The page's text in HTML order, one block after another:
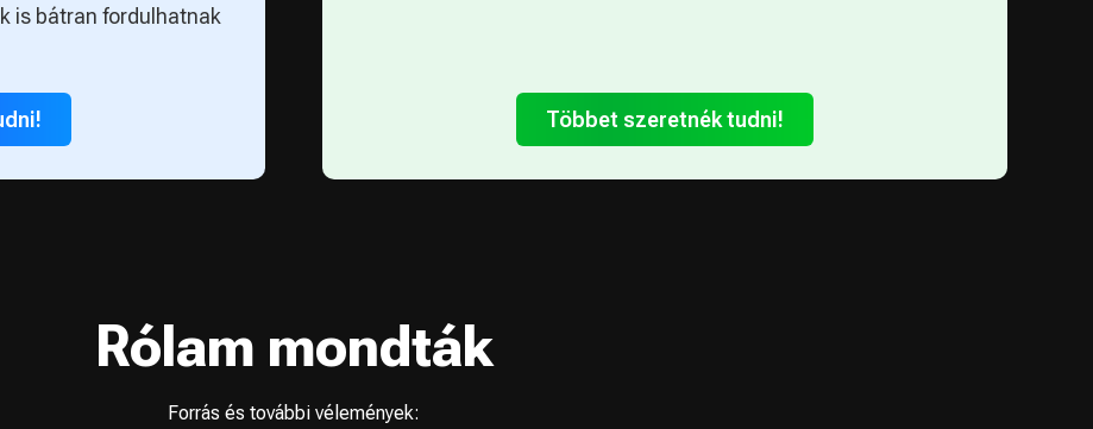
is bátran fordulhatnak
Többet szeretnék tudni!
Rólam mondták
Forrás és további vélemények: